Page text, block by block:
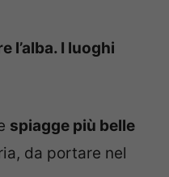
l’alba. I luoghi
spiagge più belle
da portare nel